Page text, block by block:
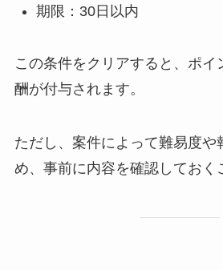
期限：30日以内
この条件をクリアすると、ポイ
酬が付与されます。
ただし、案件によって難易度や
め、事前に内容を確認しておく